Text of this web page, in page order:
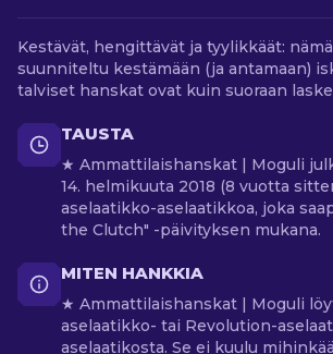
Kestävät, hengittävät ja tyylikkäät:
suunniteltu kestämään (ja antamaan)
talviset hanskat ovat kuin suoraan
TAUSTA
★ Ammattilaishanskat | Moguli
14. helmikuuta 2018 (8 vuotta
aselaatikko-aselaatikkoa, joka
the Clutch" -päivityksen mukana.
MITEN HANKKIA
★ Ammattilaishanskat | Moguli
aselaatikko- tai Revolution-
aselaatikosta. Se ei kuulu